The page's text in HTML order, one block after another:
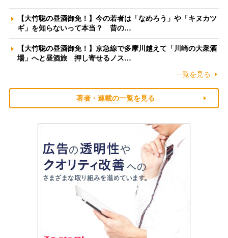
【大竹聡の昼酒御免！】今の若者は「なめろう」や「キヌカツ
ギ」を知らないって本当？ 昔の…
【大竹聡の昼酒御免！】京急線で多摩川越えて「川崎の大衆酒
場」へと昼酒旅 押し寄せるノス…
一覧を見る
著者・連載の一覧を見る